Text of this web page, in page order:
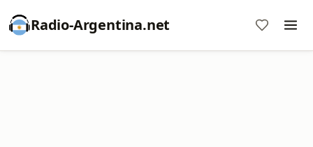
Radio-Argentina.net